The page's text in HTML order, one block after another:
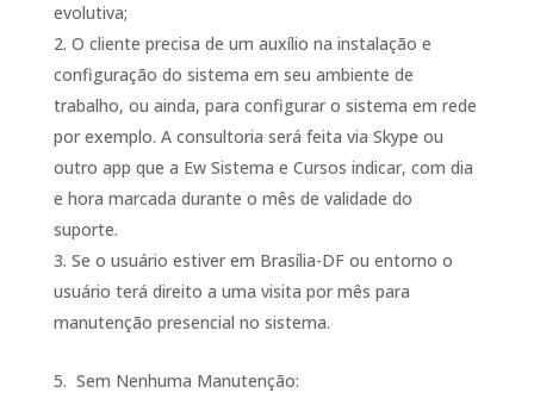
evolutiva;
O cliente precisa de um auxílio na instalação e
configuração do sistema em seu ambiente de
trabalho, ou ainda, para configurar o sistema em rede
por exemplo. A consultoria será feita via Skype ou
outro app que a Ew Sistema e Cursos indicar, com dia
e hora marcada durante o mês de validade do
suporte.
Se o usuário estiver em Brasília-DF ou entorno o
usuário terá direito a uma visita por mês para
manutenção presencial no sistema.
Sem Nenhuma Manutenção: